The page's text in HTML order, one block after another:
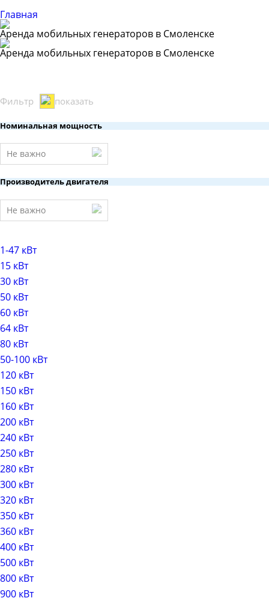
Главная
Аренда мобильных генераторов в Смоленске
Аренда мобильных генераторов в Смоленске
Фильтр показать
Номинальная мощность
Не важно
Производитель двигателя
Не важно
1-47 кВт
15 кВт
30 кВт
50 кВт
60 кВт
64 кВт
80 кВт
50-100 кВт
120 кВт
150 кВт
160 кВт
200 кВт
240 кВт
250 кВт
280 кВт
300 кВт
320 кВт
350 кВт
360 кВт
400 кВт
500 кВт
800 кВт
900 кВт